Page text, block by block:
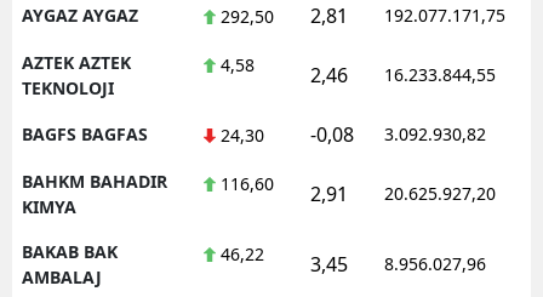
AYGAZ AYGAZ 292,50 2,81 192.077.171,75
AZTEK AZTEK
TEKNOLOJI
4,58 2,46 16.233.844,55
BAGFS BAGFAS 24,30 -0,08 3.092.930,82
BAHKM BAHADIR
KIMYA
116,60 2,91 20.625.927,20
BAKAB BAK
AMBALAJ
46,22 3,45 8.956.027,96